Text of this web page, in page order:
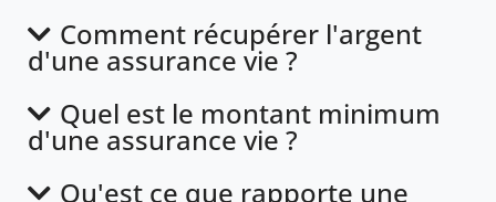
Comment récupérer l'argent
d'une assurance vie ?
Quel est le montant minimum
d'une assurance vie ?
Qu'est ce que rapporte une